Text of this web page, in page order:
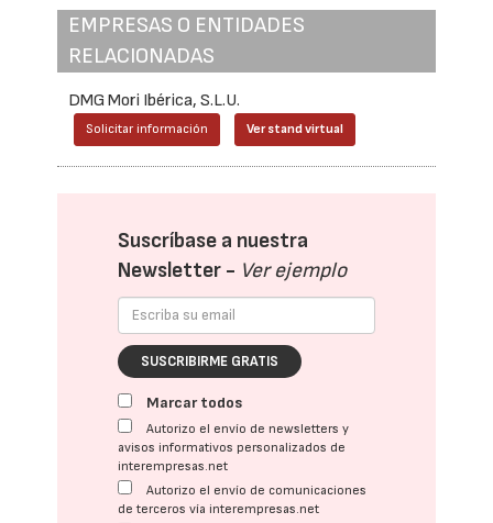
EMPRESAS O ENTIDADES
RELACIONADAS
DMG Mori Ibérica, S.L.U.
Solicitar información Ver stand virtual
Suscríbase a nuestra
Newsletter - Ver ejemplo
SUSCRIBIRME GRATIS
Marcar todos
Autorizo el envío de newsletters y
avisos informativos personalizados de
interempresas.net
Autorizo el envío de comunicaciones
de terceros vía interempresas.net